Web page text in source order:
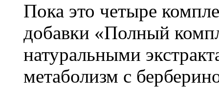
Пока это четыре
добавки «Полный
натуральными
метаболизм с